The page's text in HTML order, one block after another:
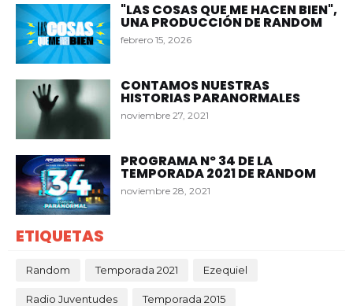
"LAS COSAS QUE ME HACEN BIEN",
UNA PRODUCCIÓN DE RANDOM
febrero 15, 2026
CONTAMOS NUESTRAS
HISTORIAS PARANORMALES
noviembre 27, 2021
PROGRAMA Nº 34 DE LA
TEMPORADA 2021 DE RANDOM
noviembre 28, 2021
ETIQUETAS
Random Temporada 2021 Ezequiel
Radio Juventudes Temporada 2015